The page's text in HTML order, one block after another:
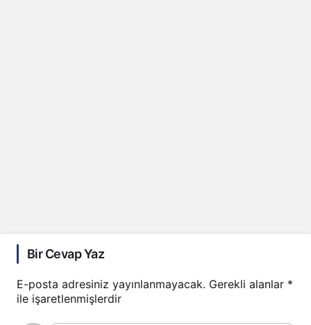
Bir Cevap Yaz
E-posta adresiniz yayınlanmayacak. Gerekli alanlar *
ile işaretlenmişlerdir